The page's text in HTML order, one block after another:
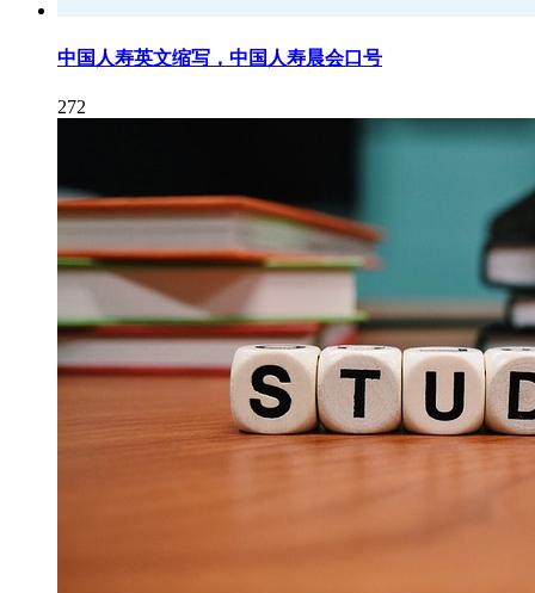
中国人寿英文缩写，中国人寿晨会口号
272